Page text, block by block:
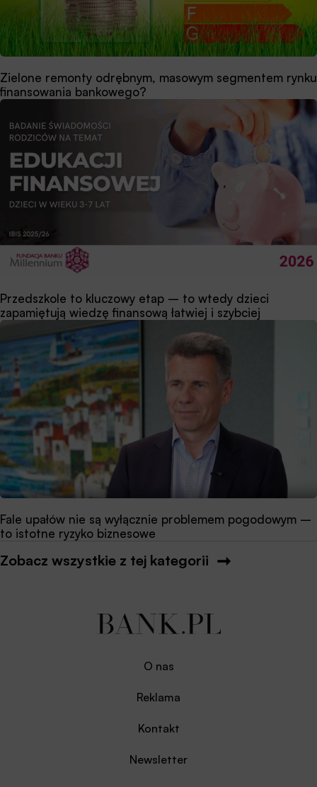
Zielone remonty odrębnym, masowym segmentem rynku
finansowania bankowego?
Przedszkole to kluczowy etap – to wtedy dzieci
zapamiętują wiedzę finansową łatwiej i szybciej
Fale upałów nie są wyłącznie problemem pogodowym –
to istotne ryzyko biznesowe
Zobacz wszystkie z tej kategorii
O nas
Reklama
Kontakt
Newsletter